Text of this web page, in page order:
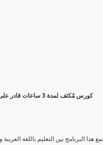
كورس مٌكثف لمدة
هذا البرنامج بين التعليم باللغة